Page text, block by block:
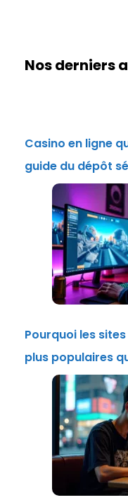
Nos derniers
Casino en ligne
guide du dépôt
Pourquoi les
plus populaires